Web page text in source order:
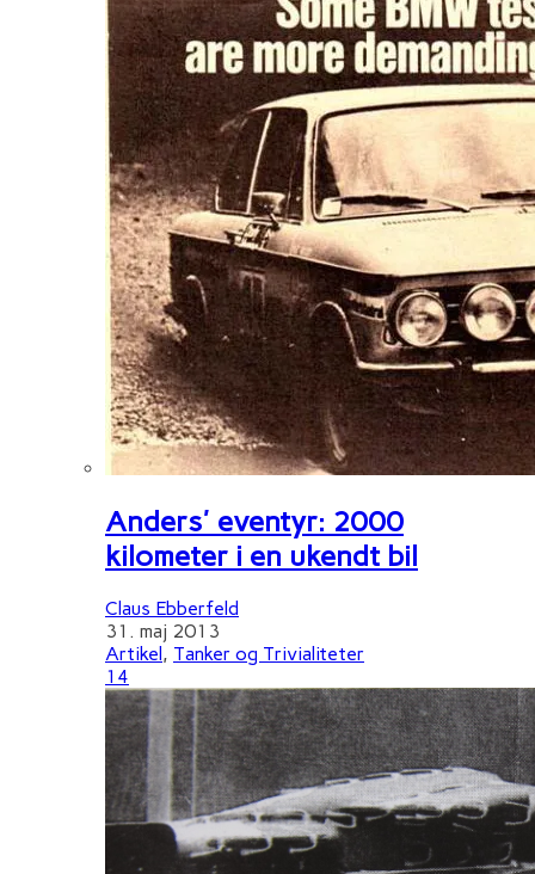
Anders' eventyr: 2000
kilometer i en ukendt bil
Claus Ebberfeld
31. maj 2013
Artikel , Tanker og Trivialiteter
14